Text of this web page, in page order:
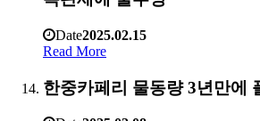
Date2025.02.15
Read More
한중카페리 물동량 3년만에